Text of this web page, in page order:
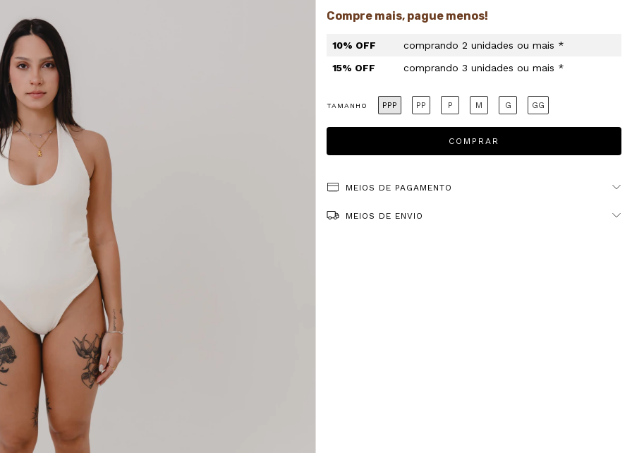
Compre mais, pague menos!
10% OFF
comprando 2 unidades ou mais *
15% OFF
comprando 3 unidades ou mais *
TAMANHO PPP PP P M G GG
MEIOS DE PAGAMENTO
MEIOS DE ENVIO